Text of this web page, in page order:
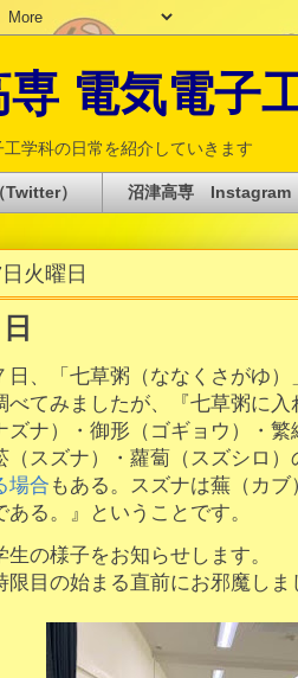
専 電気電子
学科の日常を紹介していきます
） 沼津高専 Instagram
火曜日
日、「七草粥（ななくさがゆ
てみましたが、『七草粥に入
ズナ）・御形（ゴギョウ）・
（スズナ）・蘿蔔（スズシロ
場合 もある。スズナは蕪（カ
ある。』ということです。
の様子をお知らせします。
目の始まる直前にお邪魔しま